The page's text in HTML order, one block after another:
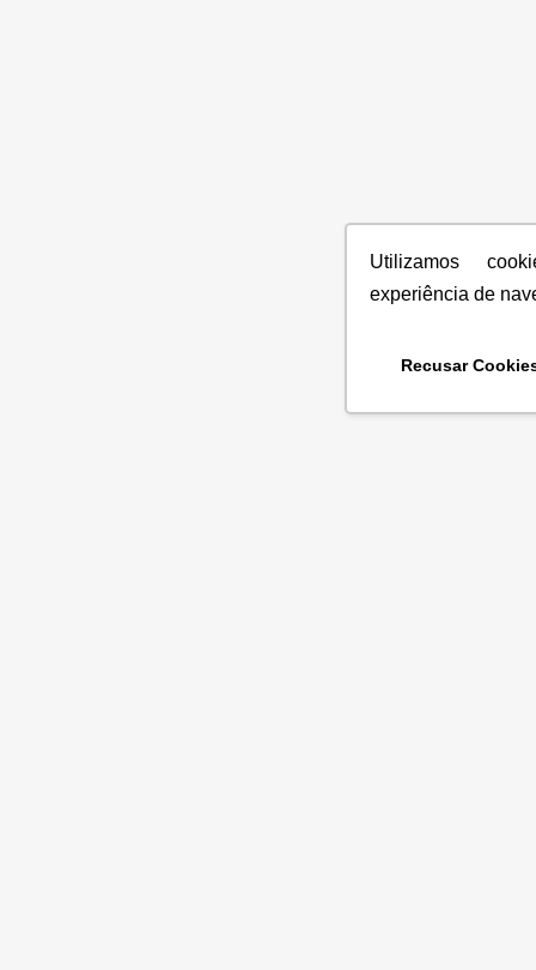
Utilizamos
experiência de
Recusar